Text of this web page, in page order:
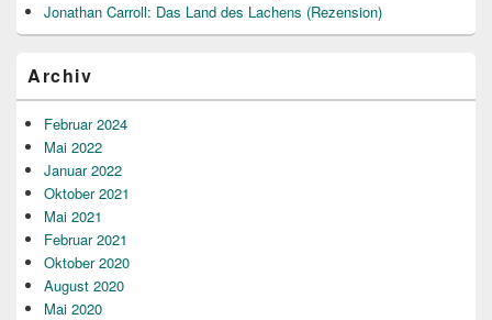
Jonathan Carroll: Das Land des Lachens (Rezension)
Archiv
Februar 2024
Mai 2022
Januar 2022
Oktober 2021
Mai 2021
Februar 2021
Oktober 2020
August 2020
Mai 2020